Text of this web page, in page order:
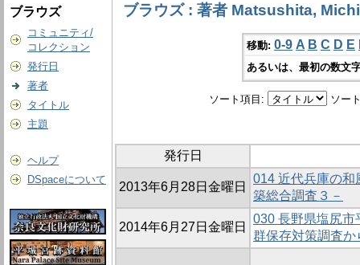
ブラウズ
コミュニティ/
コレクション
発行日
著者
タイトル
主題
ヘルプ
DSpaceについて
ブラウズ : 著者 Matsushita,
移動: 0-9 A B C D E
あるいは、最初の数文
ソート項目: ソー
発行日
2013年6月28日金曜日
014 近代兵庫の和
築総合調査３－
2014年6月27日金曜日
030 長野県塩尻
群保存対策調査か